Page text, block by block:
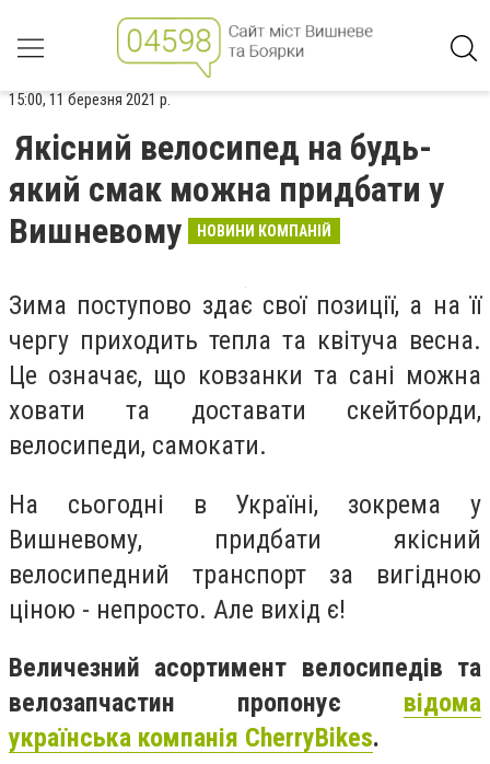
15:00, 11 березня 2021 р.
Якісний велосипед на будь-
який смак можна придбати у
Вишневому
НОВИНИ КОМПАНІЙ
Зима поступово здає свої позиції, а на її
чергу приходить тепла та квітуча весна.
Це означає, що ковзанки та сані можна
ховати та доставати скейтборди,
велосипеди, самокати.
На сьогодні в Україні, зокрема у
Вишневому, придбати якісний
велосипедний транспорт за вигідною
ціною - непросто. Але вихід є!
Величезний асортимент велосипедів та
велозапчастин пропонує відома
українська компанія CherryBikes.